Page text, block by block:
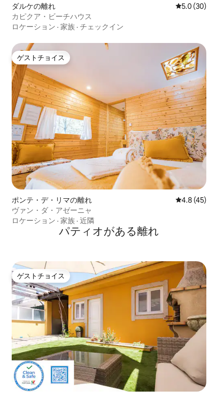
ダルケの離れ レビュー30
5.0 (30)
カピクア・ビーチハウス
ロケーション · 家族 · チェックイン
ゲストチョイス
ゲストチョイス
ポンテ・デ・リマの離れ レビュー45
4.8 (45)
ヴァン・ダ・アゼーニャ
ロケーション · 家族 · 近隣
パティオがある離れ
ゲストチョイス
ゲストチョイス